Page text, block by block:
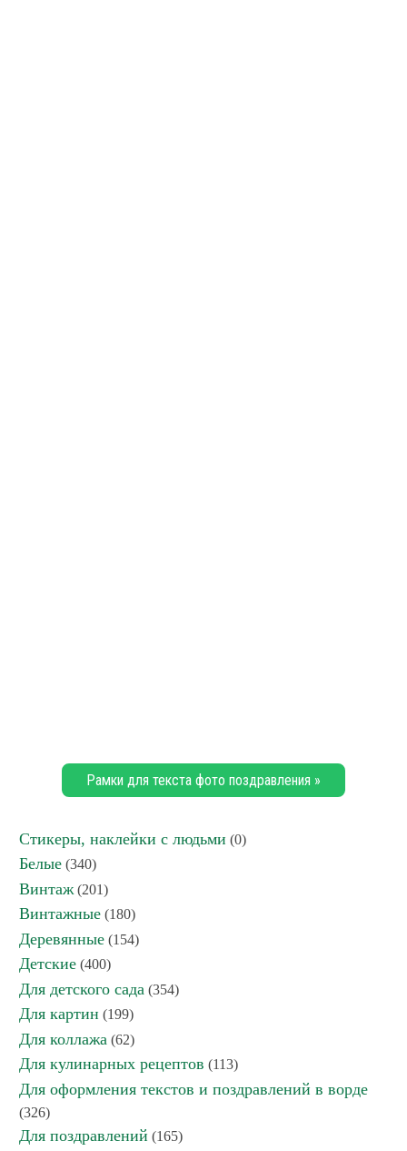
Рамки для текста фото поздравления »
Стикеры, наклейки с людьми (0)
Белые (340)
Винтаж (201)
Винтажные (180)
Деревянные (154)
Детские (400)
Для детского сада (354)
Для картин (199)
Для коллажа (62)
Для кулинарных рецептов (113)
Для оформления текстов и поздравлений в ворде
(326)
Для поздравлений (165)